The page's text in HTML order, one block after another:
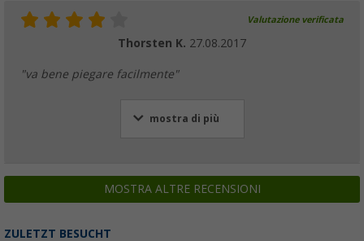
Valutazione verificata
Thorsten K. 27.08.2017
"va bene piegare facilmente"
mostra di più
MOSTRA ALTRE RECENSIONI
ZULETZT BESUCHT